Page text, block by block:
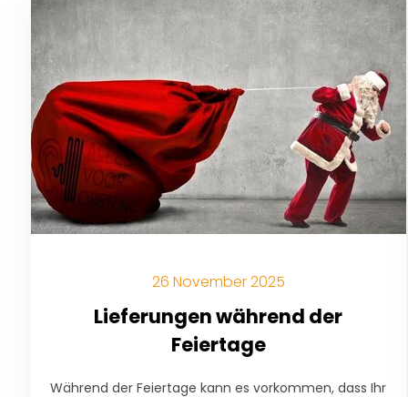
26 November 2025
Lieferungen während der
Feiertage
Während der Feiertage kann es vorkommen, dass Ihr